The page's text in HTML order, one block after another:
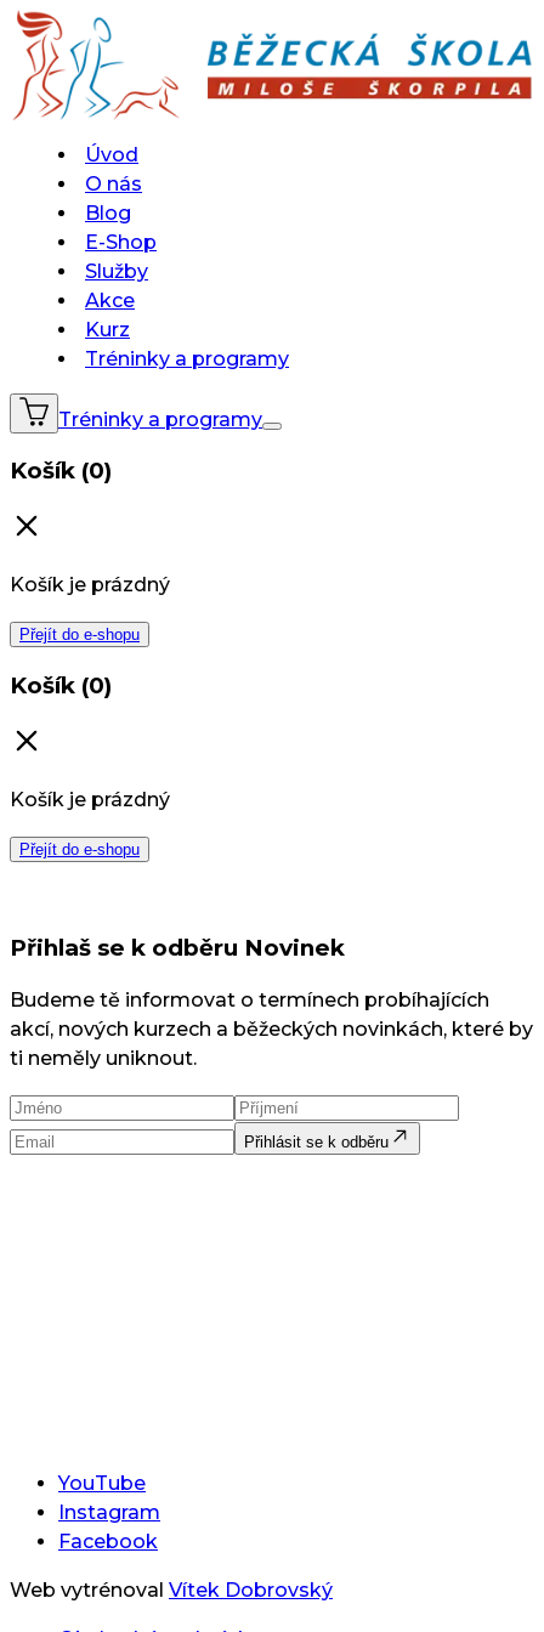
Úvod
O nás
Blog
E-Shop
Služby
Akce
Kurz
Tréninky a programy
Tréninky a programy
Košík (0)
Košík je prázdný
Přejít do e-shopu
Košík (0)
Košík je prázdný
Přejít do e-shopu
Přihlaš se k odběru Novinek
Budeme tě informovat o termínech probíhajících
akcí, nových kurzech a běžeckých novinkách, které by
ti neměly uniknout.
Přihlásit se k odběru
YouTube
Instagram
Facebook
Web vytrénoval Vítek Dobrovský